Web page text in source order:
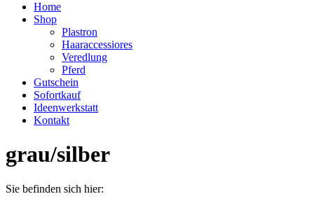
Home
Shop
Plastron
Haaraccessiores
Veredlung
Pferd
Gutschein
Sofortkauf
Ideenwerkstatt
Kontakt
grau/silber
Sie befinden sich hier: